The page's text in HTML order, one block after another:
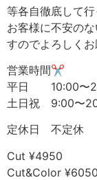
等各自徹底して
お客様に不安の
すのでよろしくお
営業時間✂︎
平日 10:00〜
土日祝 9:00〜
定休日 不定休
Cut ¥4950
Cut&Color